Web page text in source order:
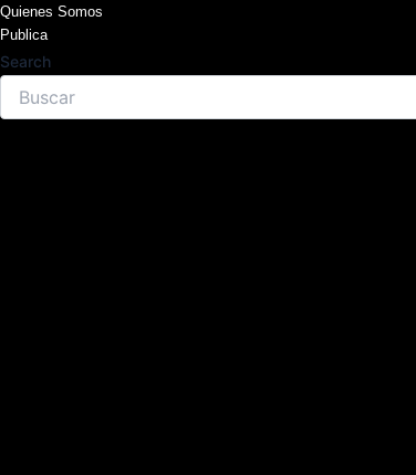
Skip
to
content
Quienes Somos
Publica
Search